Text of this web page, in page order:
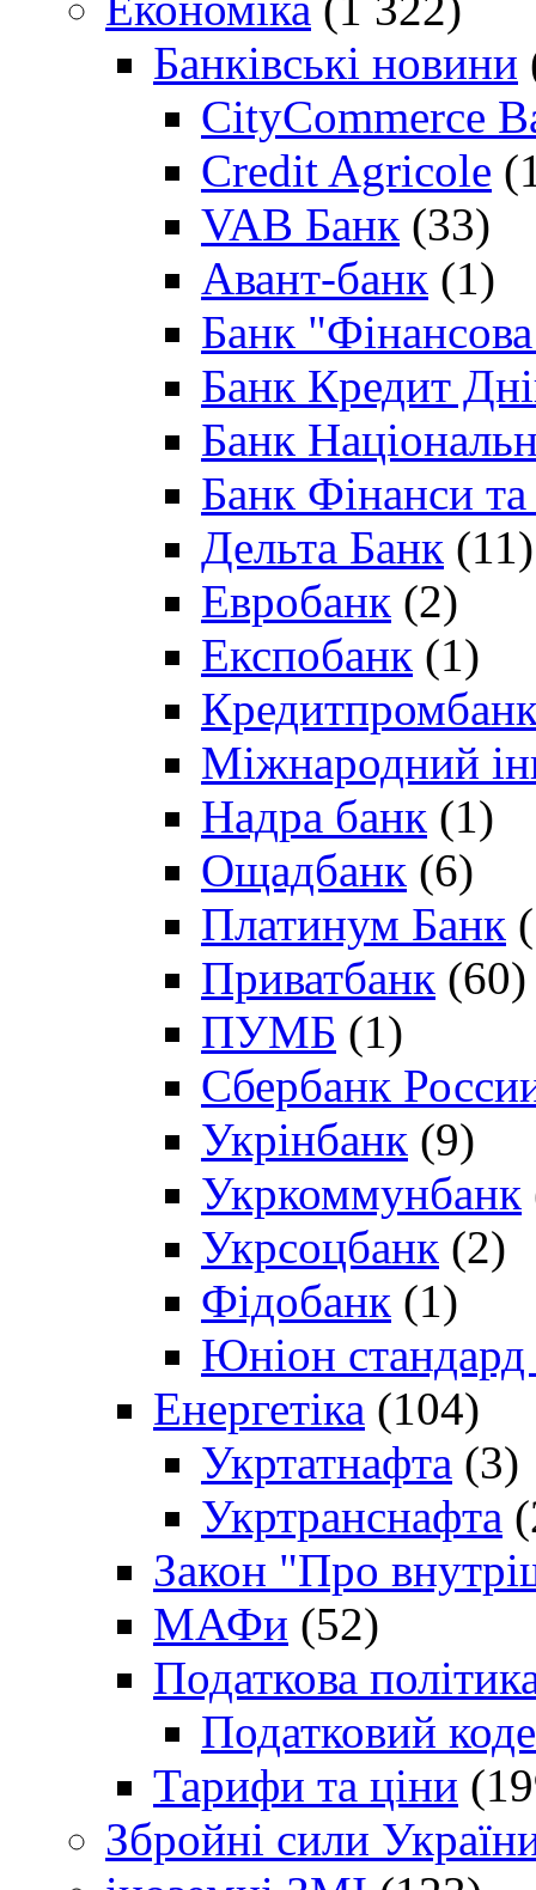
Банківські новини
CityCommerce
Credit Agricole
VAB Банк (33)
Авант-банк (1)
Банк "Фінансова
Банк Кредит
Банк
Банк Фінанси
Дельта Банк (11)
Евробанк (2)
Експобанк (1)
Міжнародний
Надра банк (1)
Ощадбанк (6)
Платинум Банк
Приватбанк (60)
ПУМБ (1)
Сбербанк
Укрінбанк (9)
Укркоммунбанк
Укрсоцбанк (2)
Фідобанк (1)
Юніон стандард
Енергетіка (104)
Укртатнафта (3)
Укртранснафта
Закон "Про
МАФи (52)
Податкова
Податковий
Тарифи та ціни
Збройні сили